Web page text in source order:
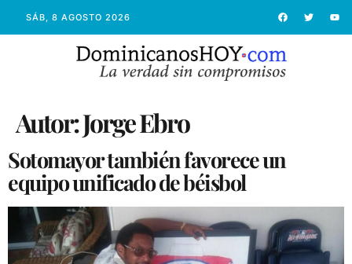
SÁB, 8 AGOSTO 2026
Autor:Jorge Ebro
Sotomayor también favorece un
equipo unificado de béisbol